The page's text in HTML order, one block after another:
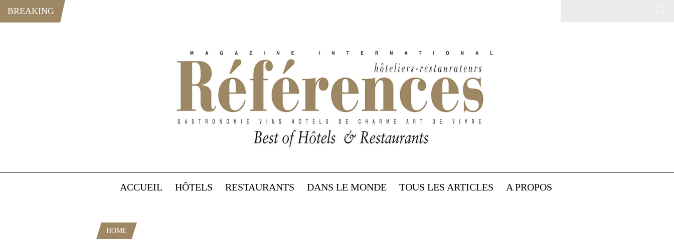
BREAKING
ACCUEIL HÔTELS RESTAURANTS DANS LE MONDE TOUS LES ARTICLES A PROPOS
HOME